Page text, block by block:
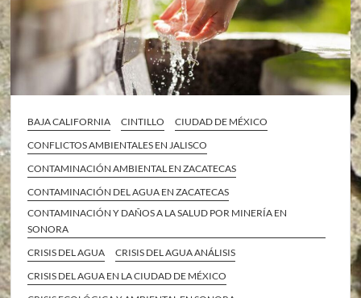
BAJA CALIFORNIA CINTILLO
CIUDAD DE MÉXICO
CONFLICTOS AMBIENTALES EN JALISCO
CONTAMINACIÓN AMBIENTAL EN ZACATECAS
CONTAMINACIÓN DEL AGUA EN ZACATECAS
CONTAMINACIÓN Y DAÑOS A LA SALUD POR MINERÍA EN
SONORA
CRISIS DEL AGUA
CRISIS DEL AGUA ANÁLISIS
CRISIS DEL AGUA EN LA CIUDAD DE MÉXICO